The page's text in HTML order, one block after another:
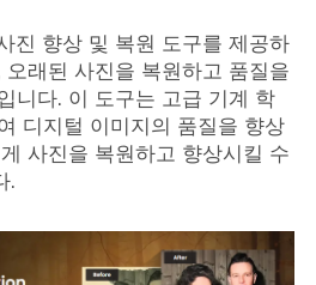
진 향상 및 복원 도구를 제공하
래된 사진을 복원하고 품질을
니다. 이 도구는 고급 기계 학
디지털 이미지의 품질을 향상
사진을 복원하고 향상시킬 수
.